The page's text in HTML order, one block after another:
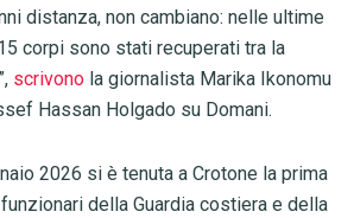
distanza, non cambiano: nelle ultime
corpi sono stati recuperati tra la
scrivonola giornalista Marika Ikonomu
Hassan Holgado su Domani.
2026 si è tenuta a Crotone la prima
della Guardia costiera e della